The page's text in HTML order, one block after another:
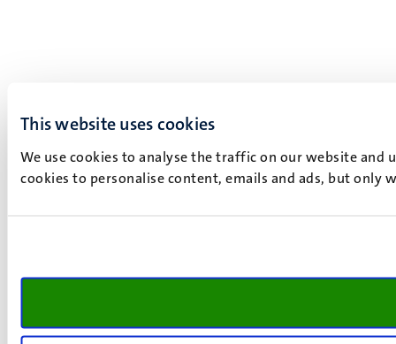
This website uses cookies
We use cookies to analyse the traffic on our website and
cookies to personalise content, emails and ads, but only